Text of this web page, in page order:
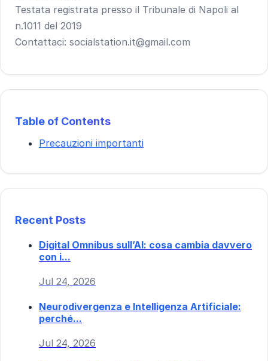
Testata registrata presso il Tribunale di Napoli al
n.1011 del 2019
Contattaci: socialstation.it@gmail.com
Table of Contents
Precauzioni importanti
Recent Posts
Digital Omnibus sull’AI: cosa cambia davvero
con i...
Jul 24, 2026
Neurodivergenza e Intelligenza Artificiale:
perché...
Jul 24, 2026